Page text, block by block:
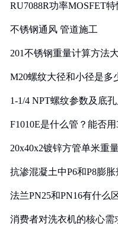
RU7088R功率MOSFET
不锈钢通风 管道施工
201不锈钢重量计算方法
M20螺纹大径和小径是多
1-1/4 NPT螺纹参数及底
F1010E是什么管？能否用
20x40x2镀锌方管单米重
抗渗混凝土中P6和P8膨
法兰PN25和PN16有什么
消费者对洗衣机的核心需